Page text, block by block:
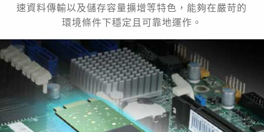
速資料傳輸以及儲存容量擴增等特色，能夠在嚴苛的
環境條件下穩定且可靠地運作。